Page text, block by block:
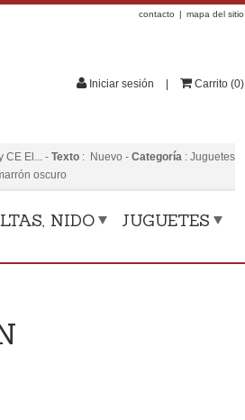
contacto mapa del sitio
CE El...- Texto: Nuevo - Categoría: Juguetes
oscuro
NIDO JUGUETES
Carrito (0)
Iniciar sesión